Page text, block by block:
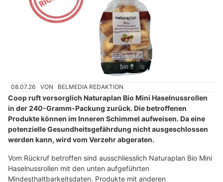
08.07.26 VON BELMEDIA REDAKTION
Coop ruft vorsorglich Naturaplan Bio Mini Haselnussrollen
in der 240-Gramm-Packung zurück. Die betroffenen
Produkte können im Inneren Schimmel aufweisen. Da eine
potenzielle Gesundheitsgefährdung nicht ausgeschlossen
werden kann, wird vom Verzehr abgeraten.
Vom Rückruf betroffen sind ausschliesslich Naturaplan Bio Mini
Haselnussrollen mit den unten aufgeführten
Mindesthaltbarkeitsdaten. Produkte mit anderen